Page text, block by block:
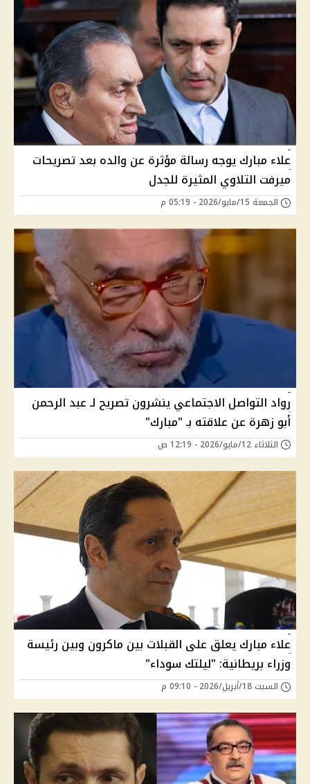
علاء مبارك يوجه رسالة مؤثرة عن والده بعد تصريحات
ميرفت التلاوي المثيرة للجدل
الجمعة 15/مايو/2026 - 05:19 م
رواد التواصل الاجتماعي ينشرون تصريح لـ عبد الرحمن
أبو زهرة عن علاقته بـ "مبارك"
الثلاثاء 12/مايو/2026 - 12:19 ص
علاء مبارك يعلق على القبلات بين ماكرون وبين رئيسة
وزراء بريطانية: "ليلتك سوداء"
السبت 18/أبريل/2026 - 09:10 م